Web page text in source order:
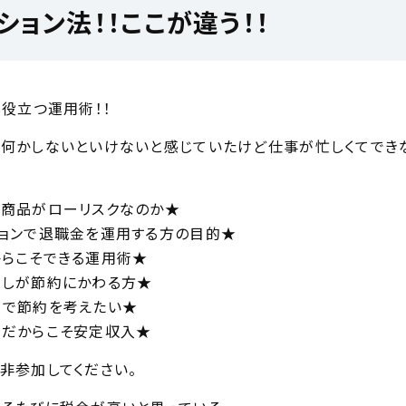
ン法！！ここが違う！！
立つ運用術！！
かしないといけないと感じていたけど仕事が忙しくてでき
品がローリスクなのか★
ンで退職金を運用する方の目的★
こそできる運用術★
が節約にかわる方★
節約を考えたい★
からこそ安定収入★
参加してください。